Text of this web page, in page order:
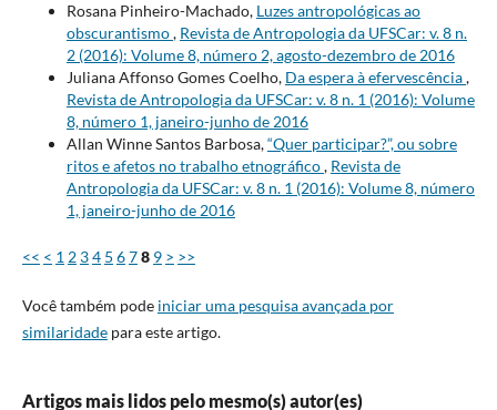
Rosana Pinheiro-Machado, Luzes antropológicas ao
obscurantismo, Revista de Antropologia da UFSCar: v. 8 n.
2 (2016): Volume 8, número 2, agosto-dezembro de 2016
Juliana Affonso Gomes Coelho, Da espera à efervescência,
Revista de Antropologia da UFSCar: v. 8 n. 1 (2016): Volume
8, número 1, janeiro-junho de 2016
Allan Winne Santos Barbosa,“Quer participar?”, ou sobre
ritos e afetos no trabalho etnográfico, Revista de
Antropologia da UFSCar: v. 8 n. 1 (2016): Volume 8, número
1, janeiro-junho de 2016
<< < 1 2 34 5 678 9 > >>
Você também pode iniciar uma pesquisa avançada por
similaridadepara este artigo.
Artigos mais lidos pelo mesmo(s) autor(es)